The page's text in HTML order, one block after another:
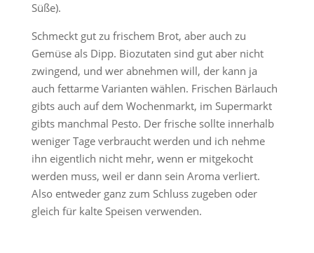
Süße).
Schmeckt gut zu frischem Brot, aber auch zu
Gemüse als Dipp. Biozutaten sind gut aber nicht
zwingend, und wer abnehmen will, der kann ja
auch fettarme Varianten wählen. Frischen Bärlauch
gibts auch auf dem Wochenmarkt, im Supermarkt
gibts manchmal Pesto. Der frische sollte innerhalb
weniger Tage verbraucht werden und ich nehme
ihn eigentlich nicht mehr, wenn er mitgekocht
werden muss, weil er dann sein Aroma verliert.
Also entweder ganz zum Schluss zugeben oder
gleich für kalte Speisen verwenden.